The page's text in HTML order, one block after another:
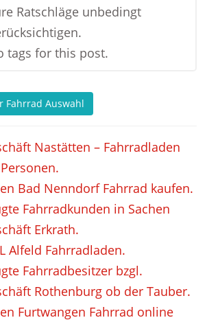
Ratschläge unbedingt
tags for this post.
Fahrrad Auswahl
Nastätten – Fahrradladen
Bad Nenndorf Fahrrad kaufen.
Fahrradkunden in Sachen
Erkrath.
Alfeld Fahrradladen.
Fahrradbesitzer bzgl.
Rothenburg ob der Tauber.
Furtwangen Fahrrad online